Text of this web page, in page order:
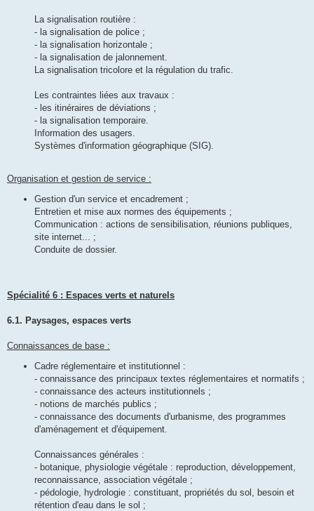
La signalisation routière :
- la signalisation de police ;
- la signalisation horizontale ;
- la signalisation de jalonnement.
La signalisation tricolore et la régulation du trafic.
Les contraintes liées aux travaux :
- les itinéraires de déviations ;
- la signalisation temporaire.
Information des usagers.
Systèmes d'information géographique (SIG).
Organisation et gestion de service :
Gestion d'un service et encadrement ;
Entretien et mise aux normes des équipements ;
Communication : actions de sensibilisation, réunions publiques,
site internet... ;
Conduite de dossier.
Spécialité 6 : Espaces verts et naturels
6.1. Paysages, espaces verts
Connaissances de base :
Cadre réglementaire et institutionnel :
- connaissance des principaux textes réglementaires et normatifs ;
- connaissance des acteurs institutionnels ;
- notions de marchés publics ;
- connaissance des documents d'urbanisme, des programmes
d'aménagement et d'équipement.
Connaissances générales :
- botanique, physiologie végétale : reproduction, développement,
reconnaissance, association végétale ;
- pédologie, hydrologie : constituant, propriétés du sol, besoin et
rétention d'eau dans le sol ;